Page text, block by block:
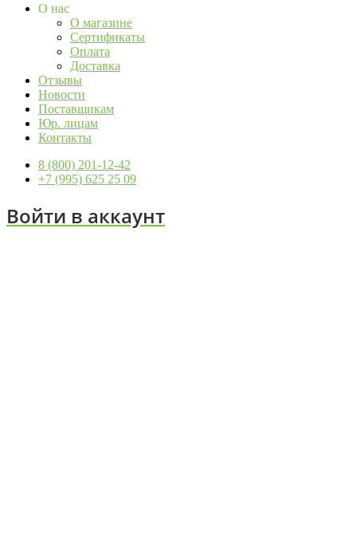
О нас
О магазине
Сертификаты
Оплата
Доставка
Отзывы
Новости
Поставщикам
Юр. лицам
Контакты
8 (800) 201-12-42
+7 (995) 625 25 09
Войти в аккаунт